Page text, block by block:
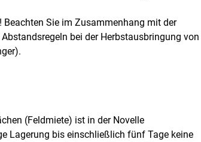
Sie im Zusammenhang mit der
bei der Herbstausbringung von
(Feldmiete) ist in der Novelle
Lagerung bis einschließlich fünf Tage keine